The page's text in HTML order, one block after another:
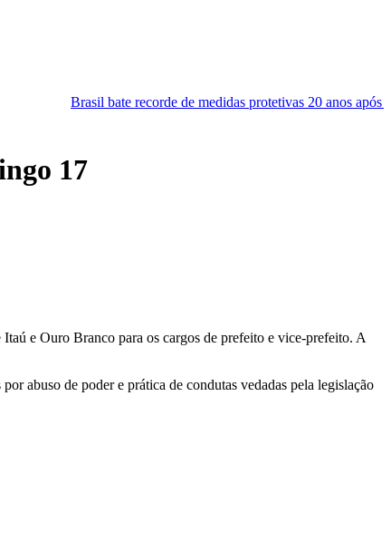
bate recorde de medidas protetivas 20 anos após Lei Maria da
17
e Ouro Branco para os cargos de prefeito e vice-prefeito. A
abuso de poder e prática de condutas vedadas pela legislação